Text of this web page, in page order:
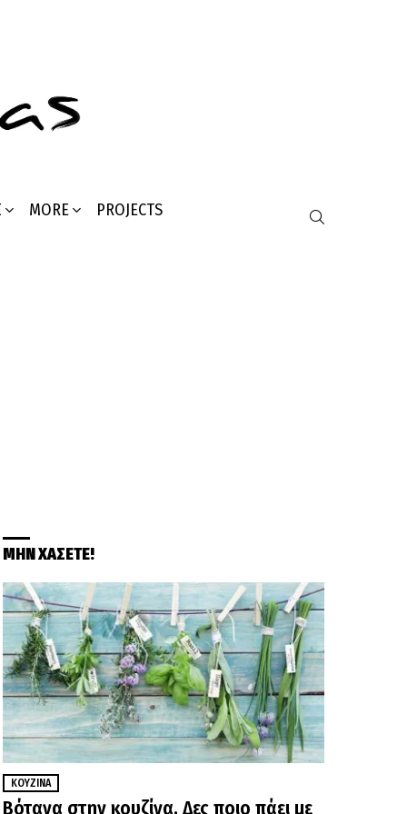
MORE PROJECTS
ΜΗΝ ΧΑΣΕΤΕ!
ΚΟΥΖΊΝΑ
Βότανα στην κουζίνα. Δες ποιο πάει με